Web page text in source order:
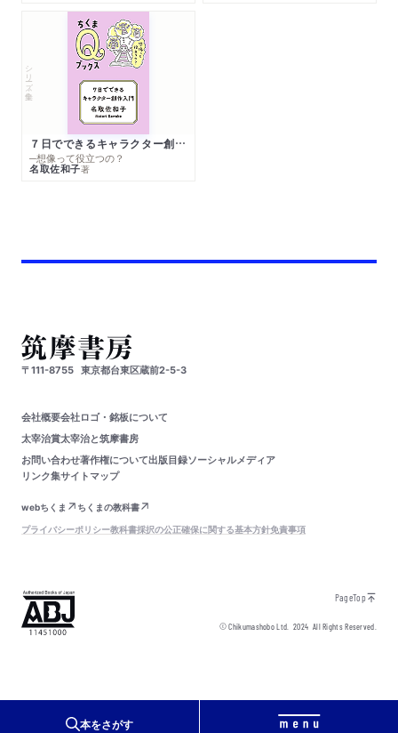
本をさがす
シリーズ・全集
７日でできるキャラクター創作入門
─想像って役立つの？
名取佐和子著
〒111-8755 東京都台東区蔵前2-5-3
会社概要会社ロゴ・銘板について
太宰治賞太宰治と筑摩書房
お問い合わせ著作権について出版目録ソーシャルメディア
リンク集サイトマップ
webちくま
ちくまの教科書
プライバシーポリシー教科書採択の公正確保に関する基本方針免責事項
PageTop
© Chikumashobo Ltd.2024 All Rights Reserved.